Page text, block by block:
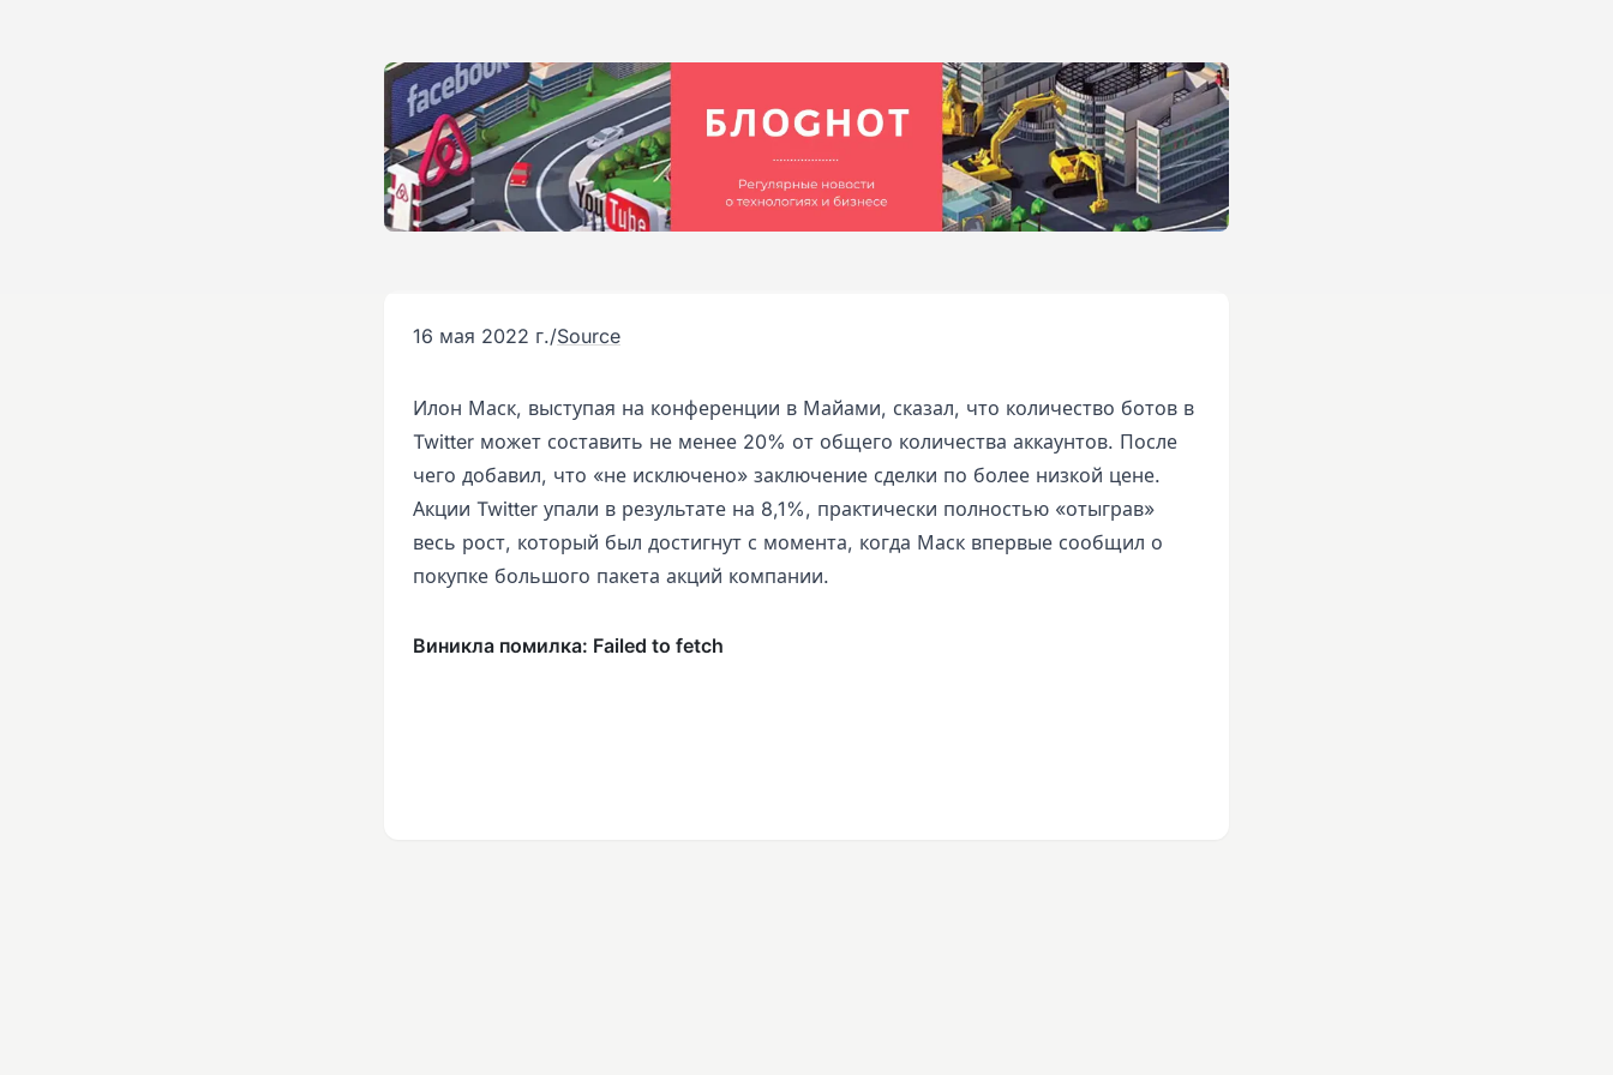
16 мая 2022 г./Source
Илон Маск, выступая на конференции в Майами, сказал, что количество ботов в
Twitter может составить не менее 20% от общего количества аккаунтов. После
чего добавил, что «не исключено» заключение сделки по более низкой цене.
Акции Twitter упали в результате на 8,1%, практически полностью «отыграв»
весь рост, который был достигнут с момента, когда Маск впервые сообщил о
покупке большого пакета акций компании.